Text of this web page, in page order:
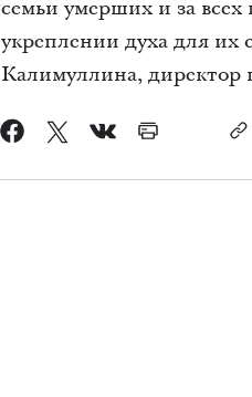
семьи умерших и за
укреплении духа для их
Калимуллина, директор